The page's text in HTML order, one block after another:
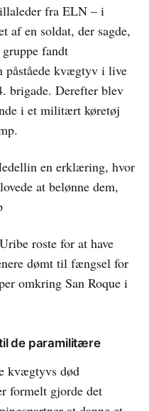
fra ELN – i
af en soldat, der sagde,
fandt
påståede kvægtyv i live
brigade. Derefter blev
i et militært køretøj
en erklæring, hvor
at belønne dem,
roste for at have
dømt til fængsel for
omkring San Roque i
de paramilitære
kvægtyvs død
formelt gjorde det